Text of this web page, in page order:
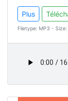
Plus
Filetype: MP3 -